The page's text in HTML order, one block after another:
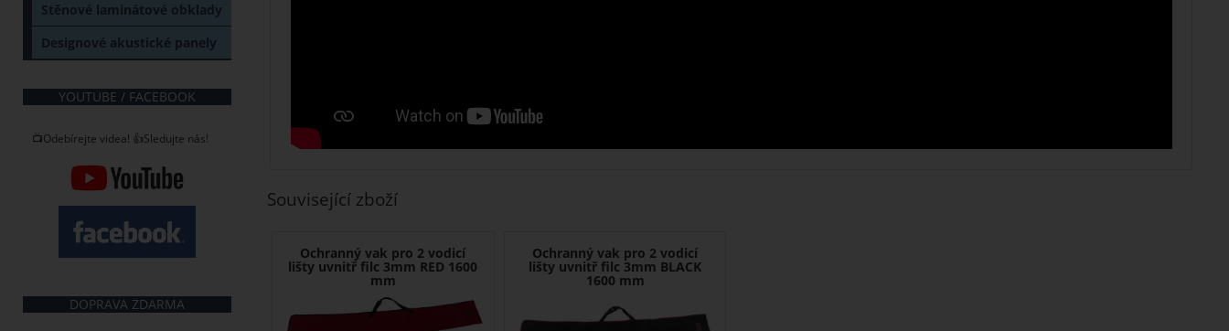
Související zboží
Ochranný vak pro 2 vodicí
lišty uvnitř filc 3mm RED 1600
mm
Ochranný vak pro 2 vodicí
lišty uvnitř filc 3mm BLACK
1600 mm
Stěnové laminátové obklady
Designové akustické panely
YOUTUBE / FACEBOOK
📺Odebírejte videa! 👍Sledujte nás!
DOPRAVA ZDARMA